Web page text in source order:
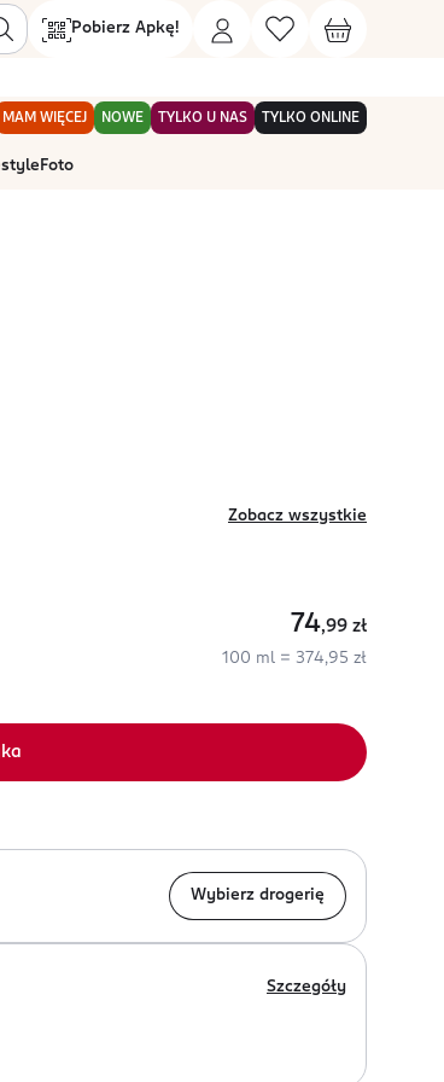
Pobierz Apkę!
MAM WIĘCEJ NOWE TYLKO U NAS TYLKO ONLINE
Foto
Zobacz wszystkie
74,99 zł
100 ml = 374,95 zł
Wybierz drogerię
Szczegóły